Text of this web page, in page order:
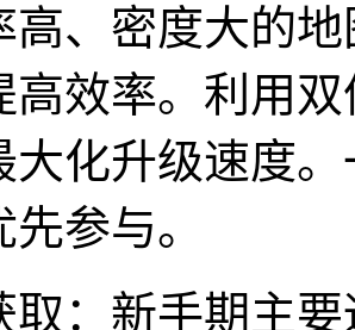
高、密度大的
高效率。利用
大化升级速度
参与。
取：新手期主